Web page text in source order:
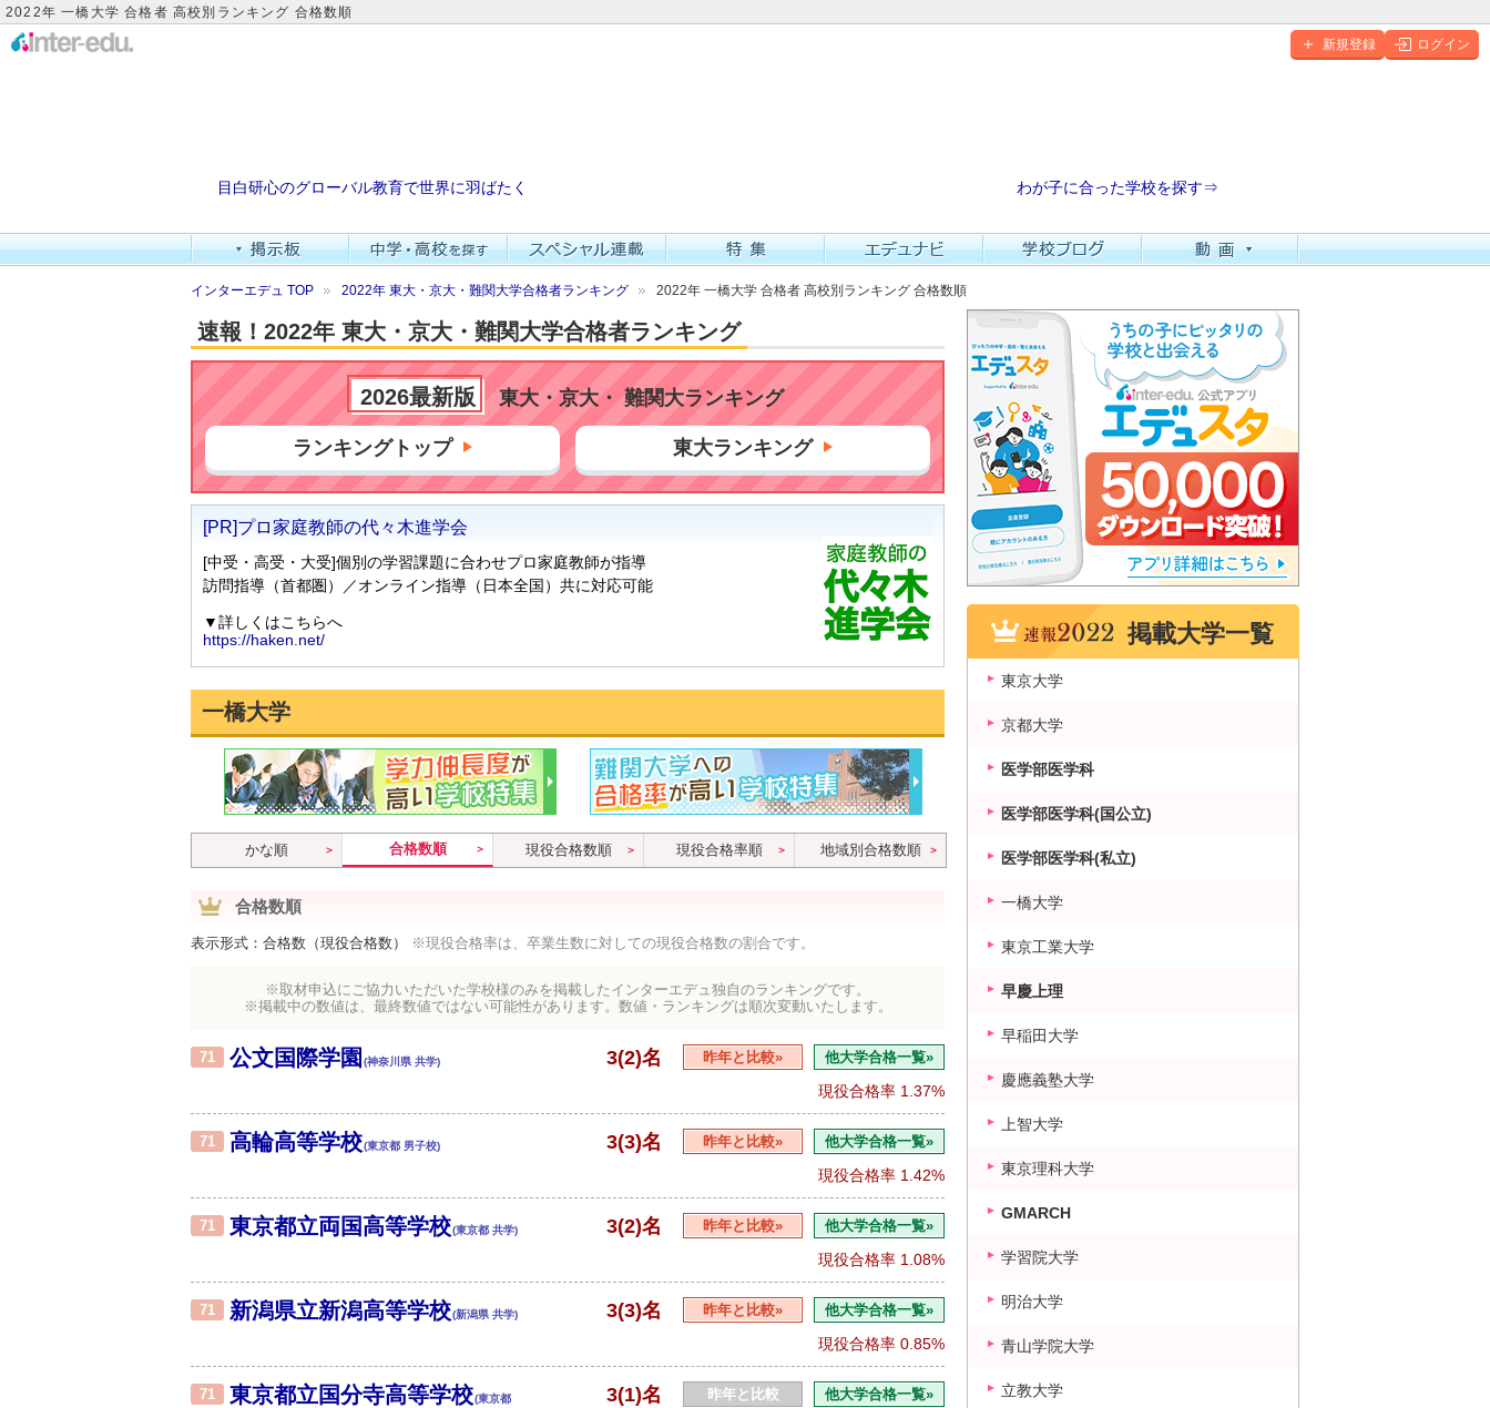
2022年 一橋大学 合格者 高校別ランキング 合格数順
新規登録 ログイン
目白研心のグローバル教育で世界に羽ばたく わが子に合った学校を探す⇒
インターエデュ TOP 2022年 東大・京大・難関大学合格者ランキング 2022年 一橋大学 合格者 高校別ランキング 合格数順
速報！2022年 東大・京大・難関大学合格者ランキング
2026最新版 東大・京大・ 難関大ランキング
ランキングトップ 東大ランキング
一橋大学
かな順 合格数順 現役合格数順 現役合格率順 地域別合格数順
合格数順
表示形式：合格数（現役合格数） ※現役合格率は、卒業生数に対しての現役合格数の割合です。
※取材申込にご協力いただいた学校様のみを掲載したインターエデュ独自のランキングです。
※掲載中の数値は、最終数値ではない可能性があります。数値・ランキングは順次変動いたします。
71 公文国際学園 (神奈川県 共学) 3(2)名 昨年と比較» 他大学合格一覧»
現役合格率 1.37%
71 高輪高等学校(東京都 男子校) 3(3)名 昨年と比較» 他大学合格一覧»
現役合格率 1.42%
71 東京都立両国高等学校(東京都 共学) 3(2)名 昨年と比較» 他大学合格一覧»
現役合格率 1.08%
71 新潟県立新潟高等学校(新潟県 共学) 3(3)名 昨年と比較» 他大学合格一覧»
現役合格率 0.85%
71 東京都立国分寺高等学校(東京都
3(1)名 昨年と比較 他大学合格一覧»
掲載大学一覧
東京大学
京都大学
医学部医学科
医学部医学科(国公立)
医学部医学科(私立)
一橋大学
東京工業大学
早慶上理
早稲田大学
慶應義塾大学
上智大学
東京理科大学
GMARCH
学習院大学
明治大学
青山学院大学
立教大学